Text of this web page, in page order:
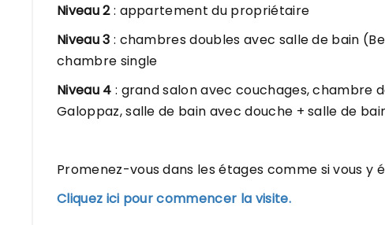
Niveau 2: appartement du propriétaire
Niveau 3 : chambres doubles avec salle de bain
chambre single
Niveau 4 : grand salon avec couchages, chambre
Galoppaz, salle de bain avec douche + salle de
Promenez-vous dans les étages comme si vous y
Cliquez ici pour commencer la visite.